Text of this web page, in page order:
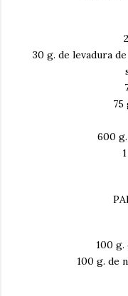
30 g. de levadura
75
600
100 g.
100 g. de